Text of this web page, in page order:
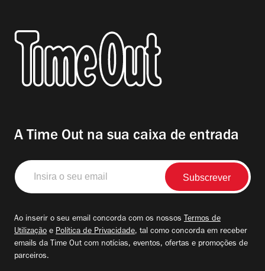
A Time Out na sua caixa de entrada
Insira
o
seu
Ao inserir o seu email concorda com os nossos Termos de
Utilização e Política de Privacidade, tal como concorda em receber
emails da Time Out com notícias, eventos, ofertas e promoções de
parceiros.